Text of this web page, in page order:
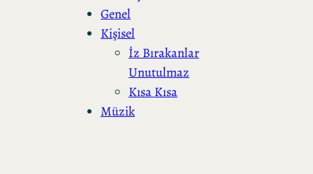
Genel
Kişisel
İz Bırakanlar
Unutulmaz
Kısa Kısa
Müzik